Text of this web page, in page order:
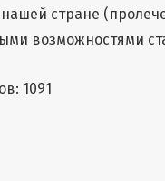
стране
возможностями
1091